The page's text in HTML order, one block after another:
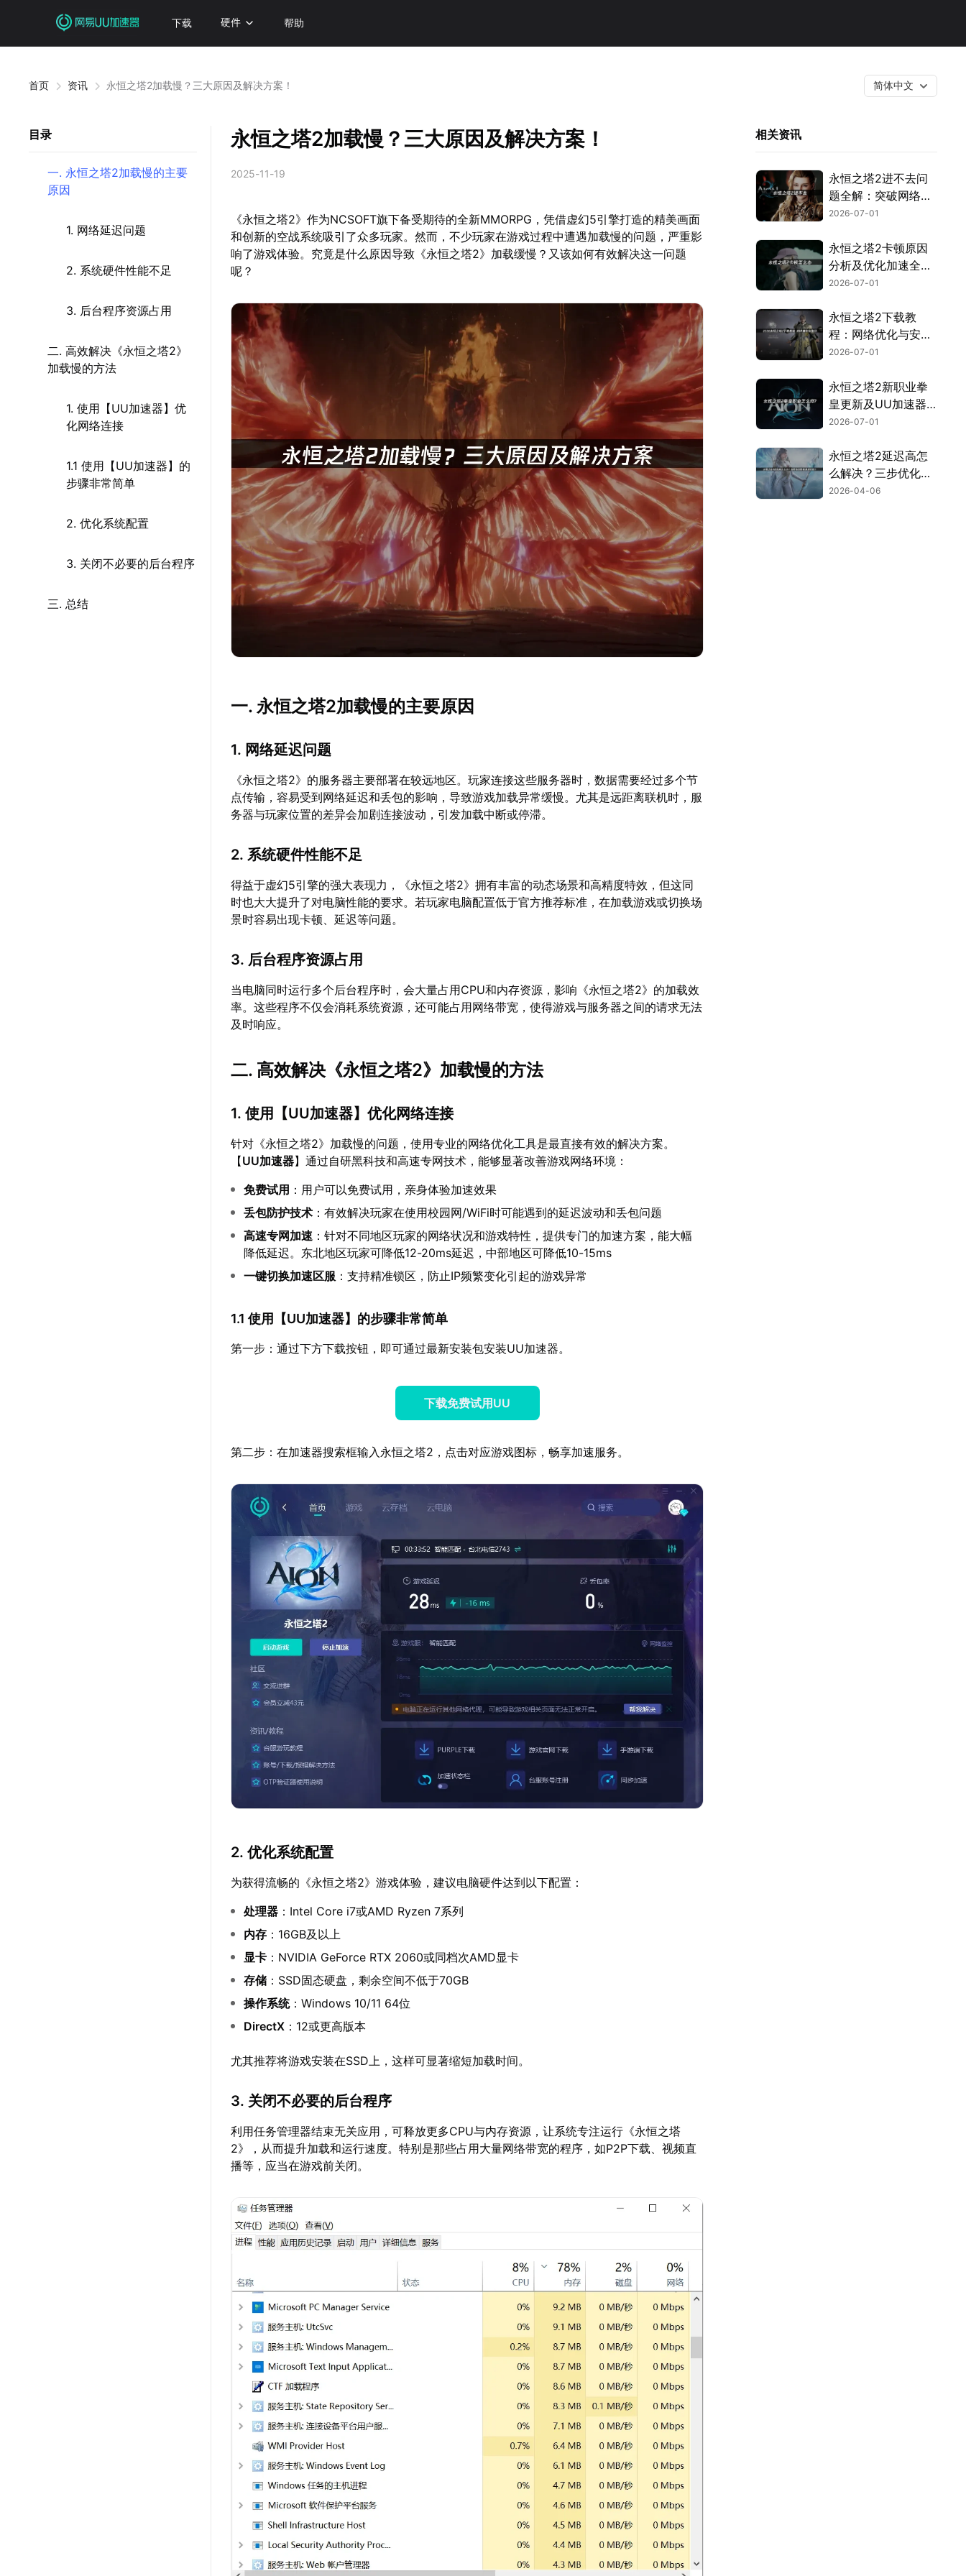
下载 硬件 帮助
首页 资讯 永恒之塔2加载慢？三大原因及解决方案！ 简体中文
目录
一. 永恒之塔2加载慢的主要
原因
1. 网络延迟问题
2. 系统硬件性能不足
3. 后台程序资源占用
二. 高效解决《永恒之塔2》
加载慢的方法
1. 使用【UU加速器】优
化网络连接
1.1 使用【UU加速器】的
步骤非常简单
2. 优化系统配置
3. 关闭不必要的后台程序
三. 总结
永恒之塔2加载慢？三大原因及解决方案！
2025-11-19
《永恒之塔2》作为NCSOFT旗下备受期待的全新MMORPG，凭借虚幻5引擎打造的精美画面
和创新的空战系统吸引了众多玩家。然而，不少玩家在游戏过程中遭遇加载慢的问题，严重影
响了游戏体验。究竟是什么原因导致《永恒之塔2》加载缓慢？又该如何有效解决这一问题
呢？
一. 永恒之塔2加载慢的主要原因
1. 网络延迟问题
《永恒之塔2》的服务器主要部署在较远地区。玩家连接这些服务器时，数据需要经过多个节
点传输，容易受到网络延迟和丢包的影响，导致游戏加载异常缓慢。尤其是远距离联机时，服
务器与玩家位置的差异会加剧连接波动，引发加载中断或停滞。
2. 系统硬件性能不足
得益于虚幻5引擎的强大表现力，《永恒之塔2》拥有丰富的动态场景和高精度特效，但这同
时也大大提升了对电脑性能的要求。若玩家电脑配置低于官方推荐标准，在加载游戏或切换场
景时容易出现卡顿、延迟等问题。
3. 后台程序资源占用
当电脑同时运行多个后台程序时，会大量占用CPU和内存资源，影响《永恒之塔2》的加载效
率。这些程序不仅会消耗系统资源，还可能占用网络带宽，使得游戏与服务器之间的请求无法
及时响应。
二. 高效解决《永恒之塔2》加载慢的方法
1. 使用【UU加速器】优化网络连接
针对《永恒之塔2》加载慢的问题，使用专业的网络优化工具是最直接有效的解决方案。
【UU加速器】通过自研黑科技和高速专网技术，能够显著改善游戏网络环境：
免费试用 ：用户可以免费试用，亲身体验加速效果
丢包防护技术 ：有效解决玩家在使用校园网/WiFi时可能遇到的延迟波动和丢包问题
高速专网加速 ：针对不同地区玩家的网络状况和游戏特性，提供专门的加速方案，能大幅
降低延迟。东北地区玩家可降低12-20ms延迟，中部地区可降低10-15ms
一键切换加速区服 ：支持精准锁区，防止IP频繁变化引起的游戏异常
1.1 使用【UU加速器】的步骤非常简单
第一步：通过下方下载按钮，即可通过最新安装包安装UU加速器。
下载免费试用UU
第二步：在加速器搜索框输入永恒之塔2，点击对应游戏图标，畅享加速服务。
2. 优化系统配置
为获得流畅的《永恒之塔2》游戏体验，建议电脑硬件达到以下配置：
处理器 ：Intel Core i7或AMD Ryzen 7系列
内存 ：16GB及以上
显卡 ：NVIDIA GeForce RTX 2060或同档次AMD显卡
存储 ：SSD固态硬盘，剩余空间不低于70GB
操作系统：Windows 10/11 64位
DirectX ：12或更高版本
尤其推荐将游戏安装在SSD上，这样可显著缩短加载时间。
3. 关闭不必要的后台程序
利用任务管理器结束无关应用，可释放更多CPU与内存资源，让系统专注运行《永恒之塔
2》，从而提升加载和运行速度。特别是那些占用大量网络带宽的程序，如P2P下载、视频直
播等，应当在游戏前关闭。
相关资讯
永恒之塔2进不去问
题全解：突破网络与
验证封锁！
2026-07-01
永恒之塔2卡顿原因
分析及优化加速全攻
略！
2026-07-01
永恒之塔2下载教
程：网络优化与安装
全流程指南！
2026-07-01
永恒之塔2新职业拳
皇更新及UU加速器
联机优化指南！
2026-07-01
永恒之塔2延迟高怎
么解决？三步优化告
别卡顿畅玩！
2026-04-06